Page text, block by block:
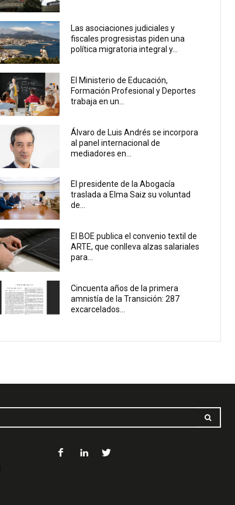
Las asociaciones judiciales y
fiscales progresistas piden una
política migratoria integral y...
El Ministerio de Educación,
Formación Profesional y Deportes
trabaja en un...
Álvaro de Luis Andrés se incorpora
al panel internacional de
mediadores en...
El presidente de la Abogacía
traslada a Elma Saiz su voluntad
de...
El BOE publica el convenio textil de
ARTE, que conlleva alzas salariales
para...
Cincuenta años de la primera
amnistía de la Transición: 287
excarcelados...